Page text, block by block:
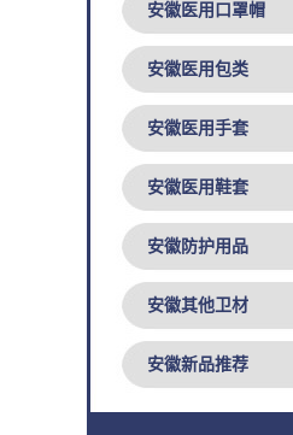
安徽医用口罩帽
安徽医用包类
安徽医用手套
安徽医用鞋套
安徽防护用品
安徽其他卫材
安徽新品推荐